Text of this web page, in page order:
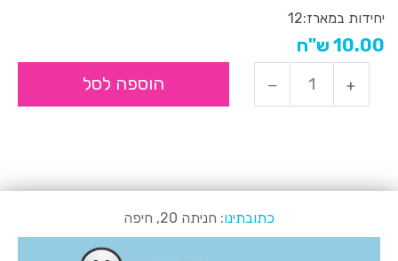
יחידות במארז:12
10.00 ש"ח
הוספה לסל
כתובתינו: חניתה 20, חיפה